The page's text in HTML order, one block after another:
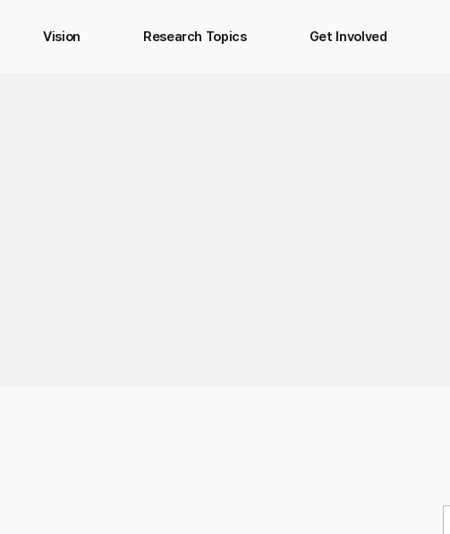
Vision Research Topics Get Involved